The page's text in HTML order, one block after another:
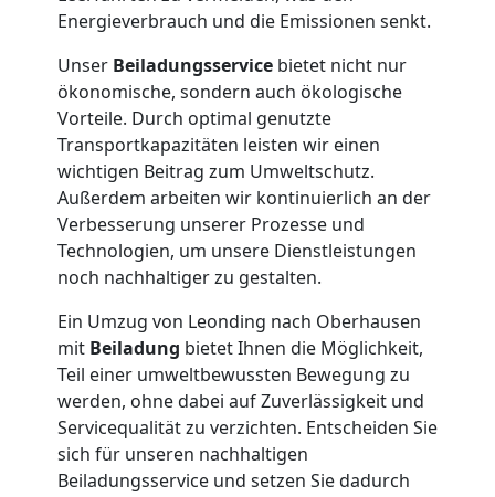
Energieverbrauch und die Emissionen senkt.
Unser Beiladungsservice bietet nicht nur
ökonomische, sondern auch ökologische
Vorteile. Durch optimal genutzte
Transportkapazitäten leisten wir einen
wichtigen Beitrag zum Umweltschutz.
Außerdem arbeiten wir kontinuierlich an der
Verbesserung unserer Prozesse und
Technologien, um unsere Dienstleistungen
noch nachhaltiger zu gestalten.
Ein Umzug von Leonding nach Oberhausen
mit Beiladung bietet Ihnen die Möglichkeit,
Teil einer umweltbewussten Bewegung zu
werden, ohne dabei auf Zuverlässigkeit und
Servicequalität zu verzichten. Entscheiden Sie
sich für unseren nachhaltigen
Beiladungsservice und setzen Sie dadurch
Tresortransport
Leonding
Umzug
für
Senioren